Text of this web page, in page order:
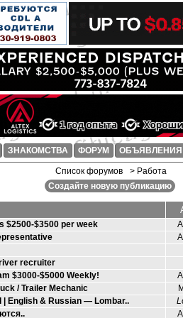
ЗНАКОМСТВА ФОРУМ ОБЪЯВЛЕНИЯ
Список форумов
> Работа
Создайте новую публикацию
$2500-$3500 per week
recruiter
$3000-$5000 Weekly!
/ Trailer Mechanic
| English & Russian — Lombar..